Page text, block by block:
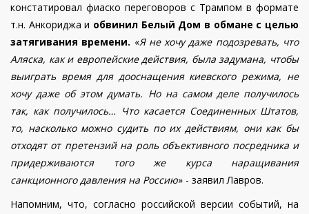
констатировал фиаско переговоров с Трампом в формате
т.н. Анкориджа и обвинил Белый Дом в обмане с целью
затягивания времени. «Я не хочу даже подозревать, что
Аляска, как и европейские действия, была задумана, чтобы
выиграть время для дооснащения киевского режима, не
хочу даже об этом думать. Но на самом деле получилось
так, как получилось… Что касается Соединенных Штатов,
то, насколько можно судить по их действиям, они как бы
отходят от претензий на роль объективного посредника и
придерживаются того же курса наращивания
санкционного давления на Россию» - заявил Лавров.
Напомним, что, согласно российской версии событий, на